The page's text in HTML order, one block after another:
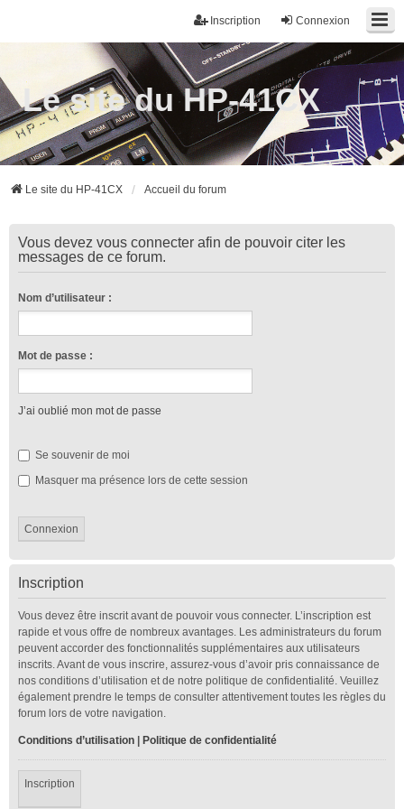
Connexion
Inscription
Le site du HP-41CX
Le site du HP-41CX Accueil du forum
Vous devez vous connecter afin de pouvoir citer les
messages de ce forum.
Nom d’utilisateur :
Mot de passe :
J’ai oublié mon mot de passe
Se souvenir de moi
Masquer ma présence lors de cette session
Inscription
Vous devez être inscrit avant de pouvoir vous connecter. L’inscription est
rapide et vous offre de nombreux avantages. Les administrateurs du forum
peuvent accorder des fonctionnalités supplémentaires aux utilisateurs
inscrits. Avant de vous inscrire, assurez-vous d’avoir pris connaissance de
nos conditions d’utilisation et de notre politique de confidentialité. Veuillez
également prendre le temps de consulter attentivement toutes les règles du
forum lors de votre navigation.
Conditions d’utilisation Politique de confidentialité
Inscription